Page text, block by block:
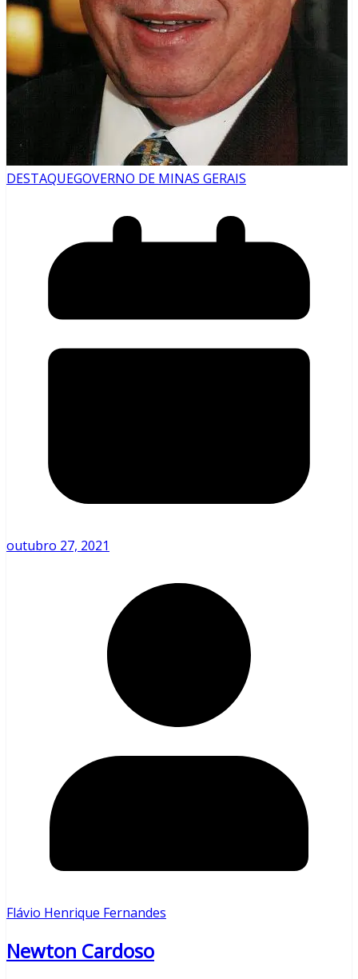
DESTAQUEGOVERNO DE MINAS GERAIS
outubro 27, 2021
Flávio Henrique Fernandes
Newton Cardoso